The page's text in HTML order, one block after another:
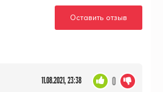
Оставить отзыв
11.08.2021, 23:38 0